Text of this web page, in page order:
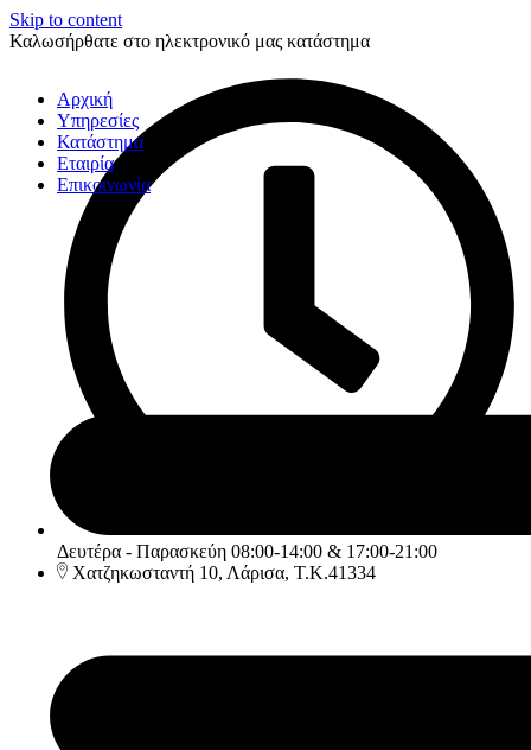
Skip to content
Καλωσήρθατε στο ηλεκτρονικό μας κατάστημα
Δευτέρα - Παρασκεύη 08:00-14:00 & 17:00-21:00
Χατζηκωσταντή 10, Λάρισα, Τ.Κ.41334
Αρχική
Υπηρεσίες
Κατάστημα
Εταιρία
Επικοινωνία